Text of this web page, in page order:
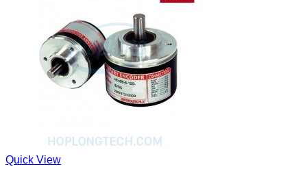
Quick View